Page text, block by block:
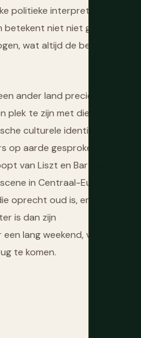
politieke interpretaties van
niet niet gaan. Het
wat altijd de betere
ander land precies
plek te zijn met diepe,
culturele identiteit —
op aarde gesproken wordt,
van Liszt en Bartók tot
in Centraal-Europa,
oprecht oud is, en een
is dan zijn
lang weekend, vertrek
te komen.